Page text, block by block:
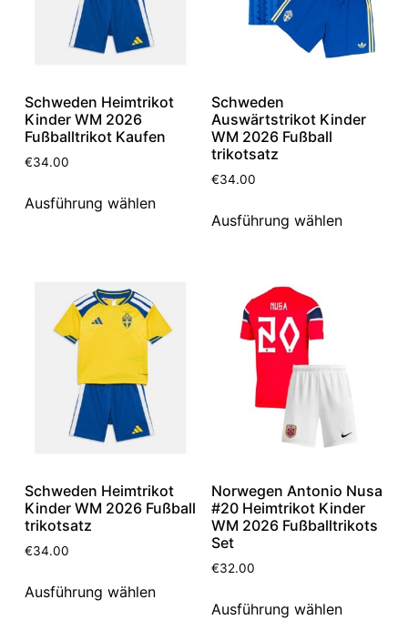
Schweden Heimtrikot
Kinder WM 2026
Fußballtrikot Kaufen
€34.00
Ausführung wählen
Schweden
Auswärtstrikot Kinder
WM 2026 Fußball
trikotsatz
€34.00
Ausführung wählen
Schweden Heimtrikot
Kinder WM 2026 Fußball
trikotsatz
€34.00
Ausführung wählen
Norwegen Antonio Nusa
#20 Heimtrikot Kinder
WM 2026 Fußballtrikots
Set
€32.00
Ausführung wählen